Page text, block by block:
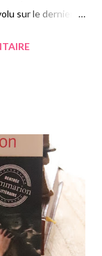
sur le dernier
J'avais
commandant
à venir à bout des
ci, tout part
littéralement car